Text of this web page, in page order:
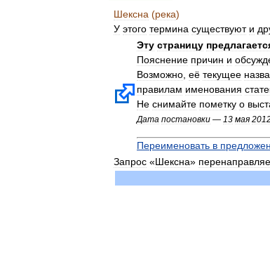
Шексна (река)
У этого термина существуют и
Эту страницу
Пояснение причин и
Возможно её текущее
правилам именования
Не снимайте пометку о
Дата постановки — 13 мая
Переименовать в
Запрос «Шексна»